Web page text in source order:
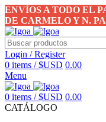
ENVÍOS A TODO EL
DE CARMELO Y N.
Login / Register
0 items / $USD 0.00
Menu
0 items / $USD 0.00
CATÁLOGO